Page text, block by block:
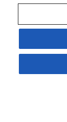
TERMOS
SERVIÇO